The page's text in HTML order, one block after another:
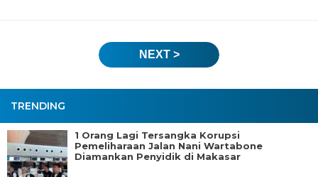
TRENDING
1 Orang Lagi Tersangka Korupsi
Pemeliharaan Jalan Nani Wartabone
Diamankan Penyidik di Makasar
NEXT >